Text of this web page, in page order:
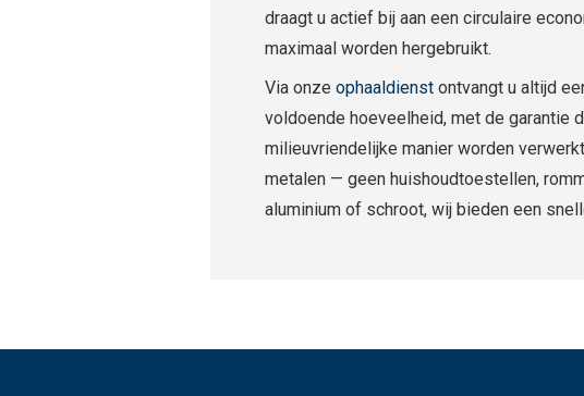
draagt u actief bij aan een circulaire
maximaal worden hergebruikt.
Via onze ophaaldienst ontvangt u altijd
voldoende hoeveelheid, met de garantie
milieuvriendelijke manier worden
metalen — geen huishoudtoestellen,
aluminium of schroot, wij bieden een